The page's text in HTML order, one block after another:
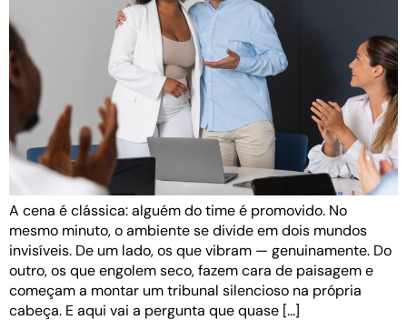
A cena é clássica: alguém do time é promovido. No
mesmo minuto, o ambiente se divide em dois mundos
invisíveis. De um lado, os que vibram — genuinamente. Do
outro, os que engolem seco, fazem cara de paisagem e
começam a montar um tribunal silencioso na própria
cabeça. E aqui vai a pergunta que quase […]